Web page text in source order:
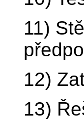
11)
12)
13)